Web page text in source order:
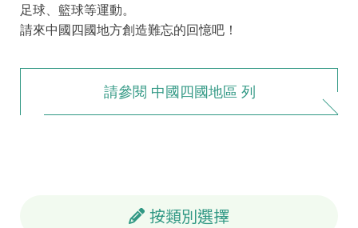
足球、籃球等運動。
請來中國四國地方創造難忘的回憶吧！
請參閱 中國四國地區 列
按類別選擇